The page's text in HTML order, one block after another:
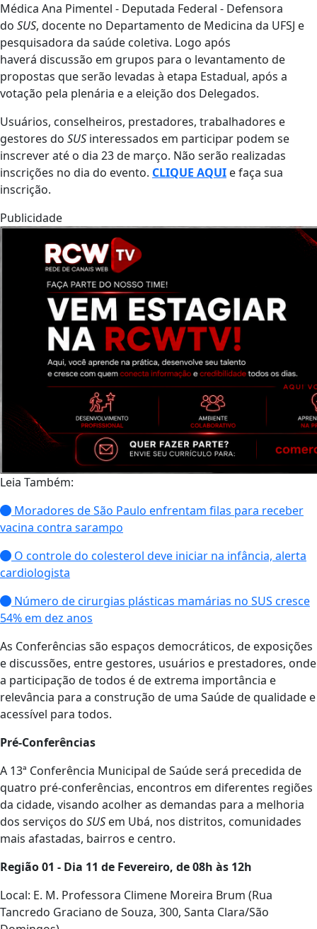
Médica Ana Pimentel - Deputada Federal - Defensora
do SUS, docente no Departamento de Medicina da UFSJ e
pesquisadora da saúde coletiva. Logo após
haverá discussão em grupos para o levantamento de
propostas que serão levadas à etapa Estadual, após a
votação pela plenária e a eleição dos Delegados.
Usuários, conselheiros, prestadores, trabalhadores e
gestores do SUS interessados em participar podem se
inscrever até o dia 23 de março. Não serão realizadas
inscrições no dia do evento. CLIQUE AQUI e faça sua
inscrição.
Publicidade
Leia Também:
Moradores de São Paulo enfrentam filas para receber
vacina contra sarampo
O controle do colesterol deve iniciar na infância, alerta
cardiologista
Número de cirurgias plásticas mamárias no SUS cresce
54% em dez anos
As Conferências são espaços democráticos, de exposições
e discussões, entre gestores, usuários e prestadores, onde
a participação de todos é de extrema importância e
relevância para a construção de uma Saúde de qualidade e
acessível para todos.
Pré-Conferências
A 13ª Conferência Municipal de Saúde será precedida de
quatro pré-conferências, encontros em diferentes regiões
da cidade, visando acolher as demandas para a melhoria
dos serviços do SUS em Ubá, nos distritos, comunidades
mais afastadas, bairros e centro.
Região 01 - Dia 11 de Fevereiro, de 08h às 12h
Local: E. M. Professora Climene Moreira Brum (Rua
Tancredo Graciano de Souza, 300, Santa Clara/São